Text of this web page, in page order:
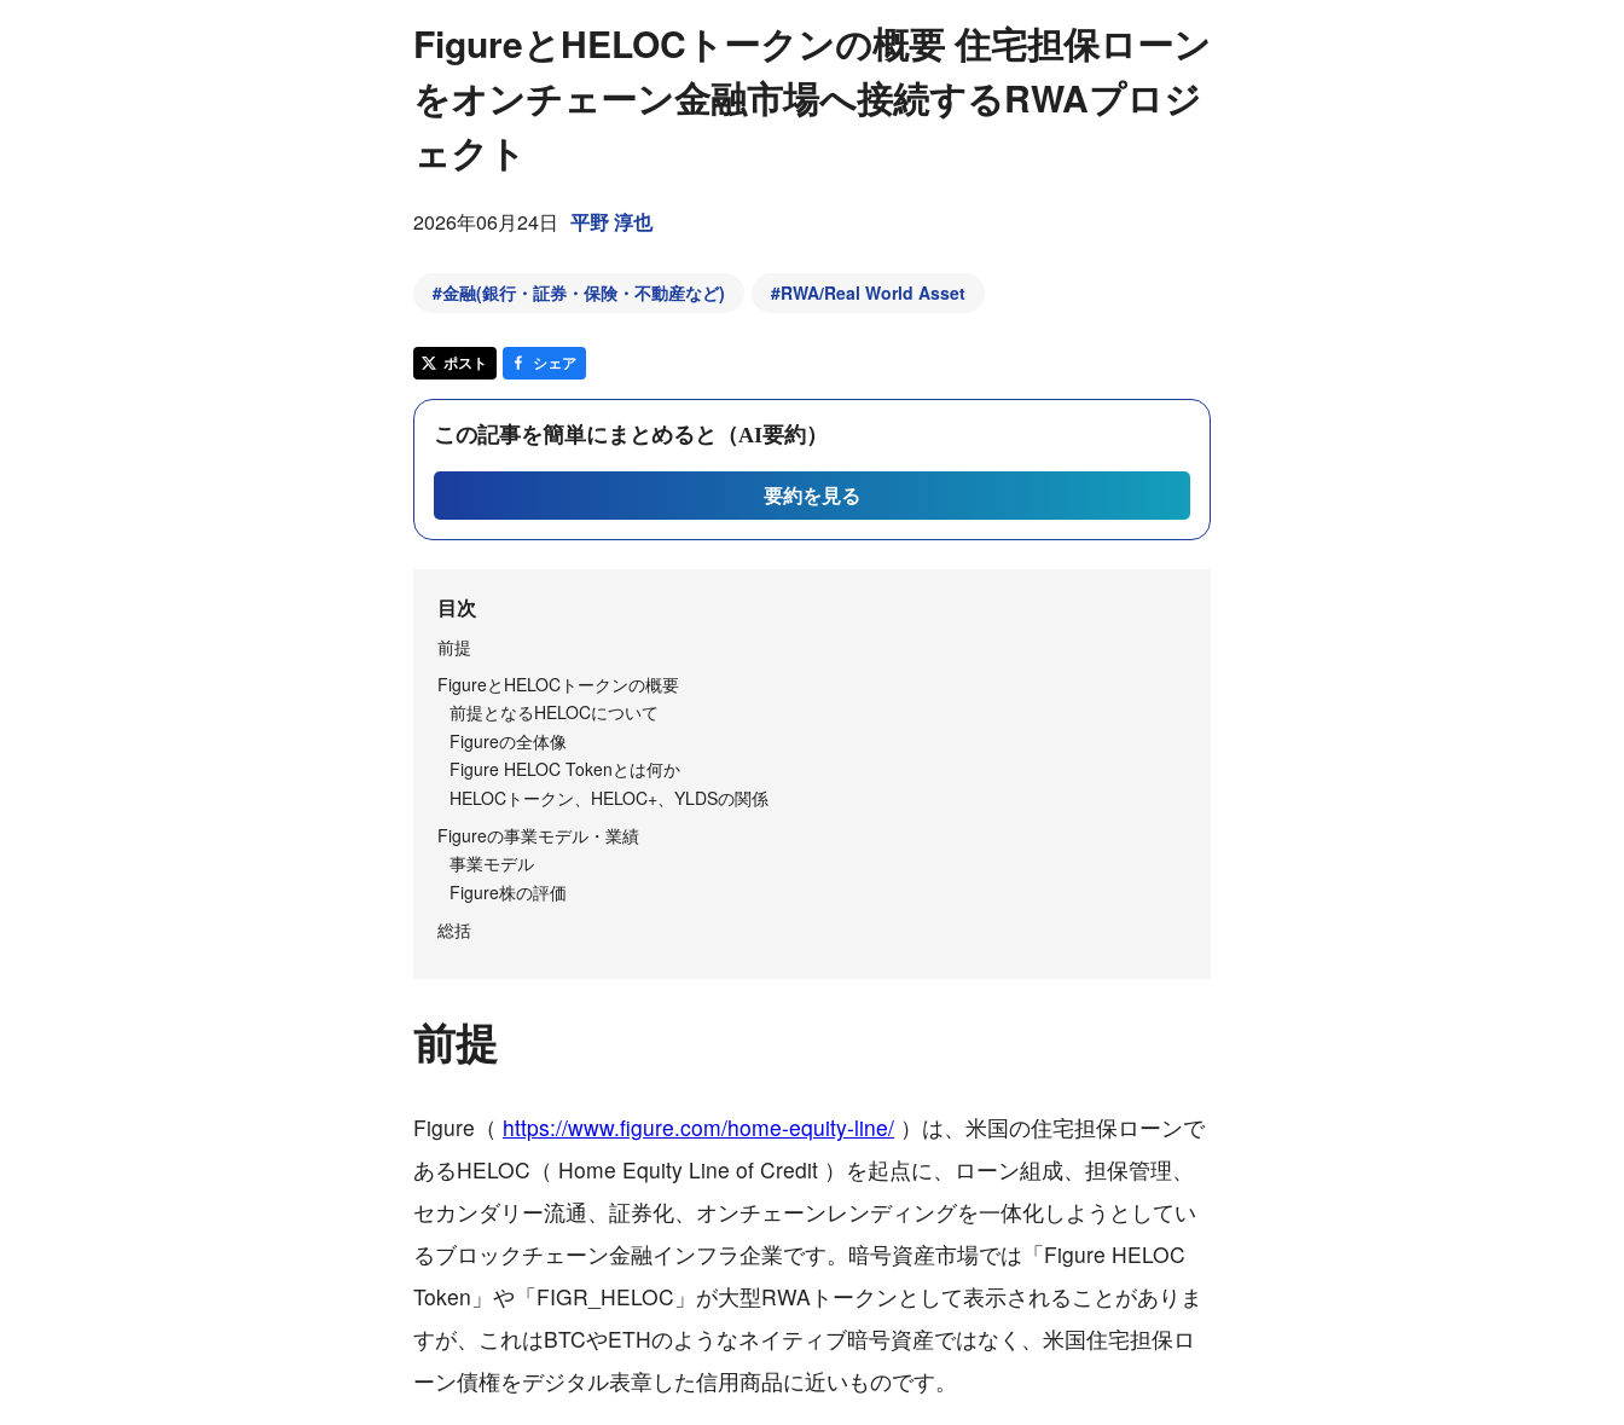
FigureとHELOCトークンの概要 住宅担保ローン
をオンチェーン金融市場へ接続するRWAプロジ
ェクト
2026年06月24日 平野 淳也
#金融(銀行・証券・保険・不動産など) #RWA/Real World Asset
ポスト シェア
この記事を簡単にまとめると（AI要約）
要約を見る
目次
前提
FigureとHELOCトークンの概要
前提となるHELOCについて
Figureの全体像
Figure HELOC Tokenとは何か
HELOCトークン、HELOC+、YLDSの関係
Figureの事業モデル・業績
事業モデル
Figure株の評価
総括
前提
Figure（ https://www.figure.com/home-equity-line/ ）は、米国の住宅担保ローンで
あるHELOC（ Home Equity Line of Credit ）を起点に、ローン組成、担保管理、
セカンダリー流通、証券化、オンチェーンレンディングを一体化しようとしてい
るブロックチェーン金融インフラ企業です。暗号資産市場では「Figure HELOC
Token」や「FIGR_HELOC」が大型RWAトークンとして表示されることがありま
すが、これはBTCやETHのようなネイティブ暗号資産ではなく、米国住宅担保ロ
ーン債権をデジタル表章した信用商品に近いものです。